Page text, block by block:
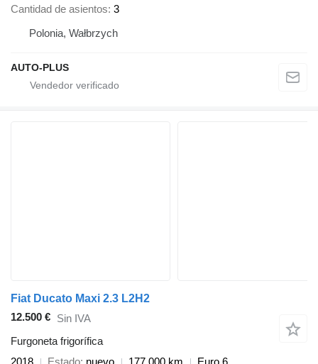
Cantidad de asientos 3
Polonia, Wałbrzych
AUTO-PLUS
Fiat Ducato Maxi 2.3 L2H2
12.500 € Sin IVA
Furgoneta frigorífica